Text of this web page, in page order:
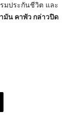
มประกันชีวิต และ
มัน คาพัว กล่าวปิด